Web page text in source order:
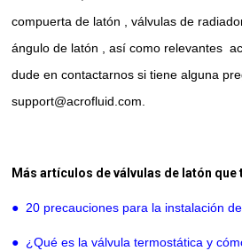
compuerta de latón ,válvulas de
ángulo de latón , así como relevantes
dude en contactarnos si tiene alguna
support@acrofluid.com.
Más artículos de válvulas de latón que
●20 precauciones para la instalación
● ¿Qué es la válvula termostática y